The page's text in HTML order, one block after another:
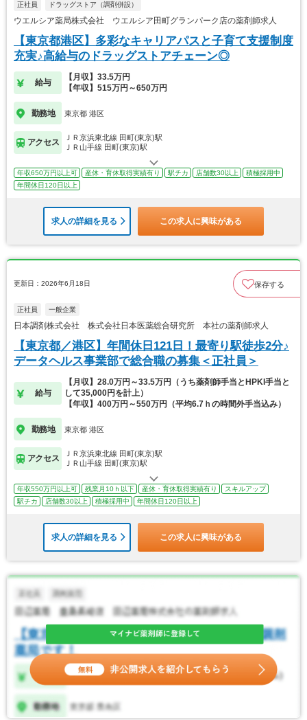
正社員 ドラッグストア（調剤併設）
ウエルシア薬局株式会社 ウエルシア田町グランパーク店の薬剤師求人
【東京都港区】多彩なキャリアパスと子育て支援制度
充実♪高給与のドラッグストアチェーン◎
給与
【月収】33.5万円
【年収】515万円～650万円
勤務地 東京都 港区
アクセス
ＪＲ京浜東北線 田町(東京)駅
ＪＲ山手線 田町(東京)駅
年収650万円以上可 産休・育休取得実績有り 駅チカ 店舗数30以上
積極採用中
年間休日120日以上
求人の詳細を見る この求人に興味がある
更新日：2026年6月18日 保存する
正社員 一般企業
日本調剤株式会社 株式会社日本医薬総合研究所 本社の薬剤師求人
【東京都／港区】年間休日121日！最寄り駅徒歩2分♪
データヘルス事業部で総合職の募集＜正社員＞
給与
【月収】28.0万円～33.5万円（うち薬剤師手当とHPKI手当と
して35,000円を計上）
【年収】400万円～550万円（平均6.7ｈの時間外手当込み）
勤務地 東京都 港区
アクセス
ＪＲ京浜東北線 田町(東京)駅
ＪＲ山手線 田町(東京)駅
年収550万円以上可 残業月10ｈ以下 産休・育休取得実績有り
スキルアップ
駅チカ
店舗数30以上 積極採用中 年間休日120日以上
求人の詳細を見る この求人に興味がある